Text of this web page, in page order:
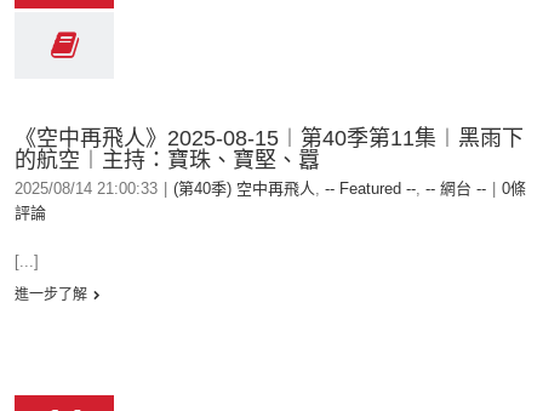
《空中再飛人》2025-08-15︱第40季第11集︱黑雨下
的航空︱主持：寶珠、寶堅、囂
2025/08/14 21:00:33 (第40季) 空中再飛人, -- Featured --, -- 網台 --
0條
評論
[...]
進一步了解